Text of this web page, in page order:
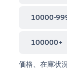
10000-
100000+
価格、在庫状